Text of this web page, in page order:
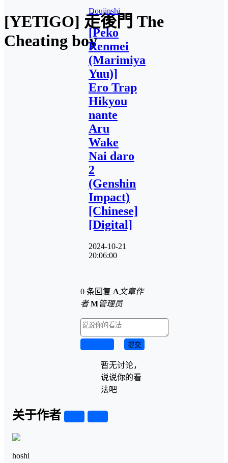
[YETIGO] 走後門 The
Cheating boy
Doujinshi
[Peko
Renmei
(Marimiya
Yuu)]
Ero Trap
Hikyou
nante
Aru
Wake
Nai daro
2
(Genshin
Impact)
[Chinese]
[Digital]
2024-10-21
20:06:00
0 条回复 A 文章作
者 M管理员
提交
暂无讨论，
说说你的看
法吧
关于作者
hoshi